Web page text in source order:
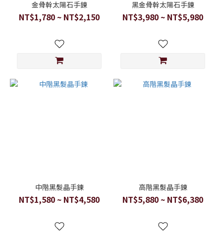
金骨幹太陽石手鍊
NT$1,780 ~ NT$2,150
黑金骨幹太陽石手鍊
NT$3,980 ~ NT$5,980
中階黑髮晶手鍊
NT$1,580 ~ NT$4,580
高階黑髮晶手鍊
NT$5,880 ~ NT$6,380